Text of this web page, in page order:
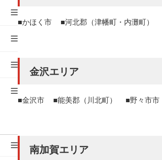
かほく市 河北郡（津幡町・内灘町）
金沢エリア
金沢市 能美郡（川北町） 野々市市
南加賀エリア